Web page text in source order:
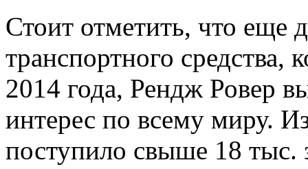
Стоит отметить, что еще
транспортного
2014 года, Рендж Ровер
интерес по всему миру.
поступило свыше 18 тыс.